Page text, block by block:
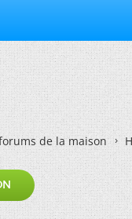
de la maison